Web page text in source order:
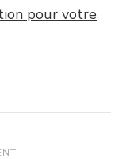
pour votre